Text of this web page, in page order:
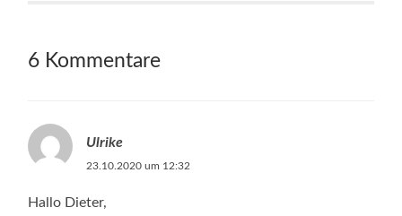
6 Kommentare
Ulrike
23.10.2020 um 12:32
Hallo Dieter,